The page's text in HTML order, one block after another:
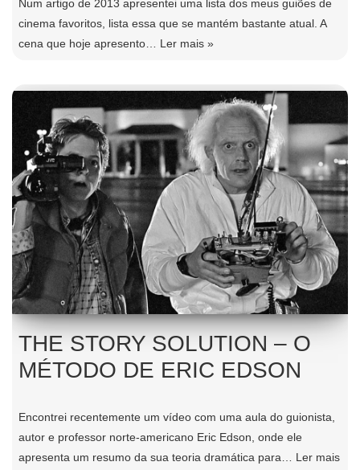
Num artigo de 2013 apresentei uma lista dos meus guiões de
cinema favoritos, lista essa que se mantém bastante atual. A
cena que hoje apresento… Ler mais »
THE STORY SOLUTION – O
MÉTODO DE ERIC EDSON
Encontrei recentemente um vídeo com uma aula do guionista,
autor e professor norte-americano Eric Edson, onde ele
apresenta um resumo da sua teoria dramática para… Ler mais